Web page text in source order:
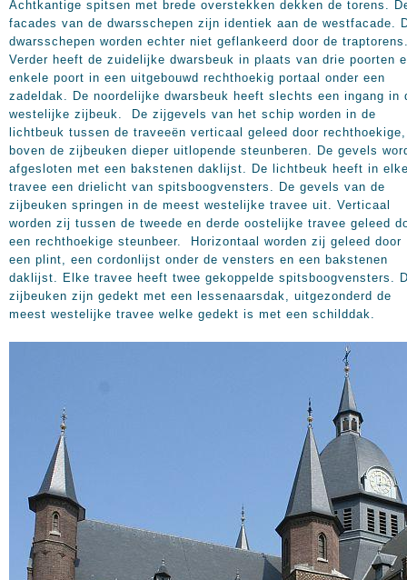
Achtkantige spitsen met brede overstekken dekken de torens.
facades van de dwarsschepen zijn identiek aan de westfacade.
dwarsschepen worden echter niet geflankeerd door de
Verder heeft de zuidelijke dwarsbeuk in plaats van drie poorten
enkele poort in een uitgebouwd rechthoekig portaal onder een
zadeldak. De noordelijke dwarsbeuk heeft slechts een ingang in
westelijke zijbeuk. De zijgevels van het schip worden in de
lichtbeuk tussen de traveeën verticaal geleed door rechthoekige,
boven de zijbeuken dieper uitlopende steunberen. De gevels
afgesloten met een bakstenen daklijst. De lichtbeuk heeft in
travee een drielicht van spitsboogvensters. De gevels van de
zijbeuken springen in de meest westelijke travee uit. Verticaal
worden zij tussen de tweede en derde oostelijke travee geleed
een rechthoekige steunbeer. Horizontaal worden zij geleed door
een plint, een cordonlijst onder de vensters en een bakstenen
daklijst. Elke travee heeft twee gekoppelde spitsboogvensters.
zijbeuken zijn gedekt met een lessenaarsdak, uitgezonderd de
meest westelijke travee welke gedekt is met een schilddak.